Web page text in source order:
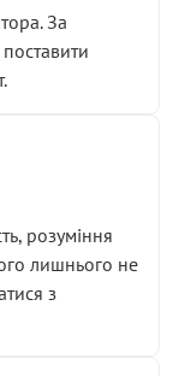
працює не
За
розуміння
лишнього не
з